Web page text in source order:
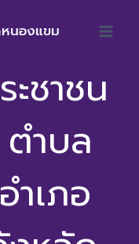
นองแขม
ชาชน
ำบล
เภอ